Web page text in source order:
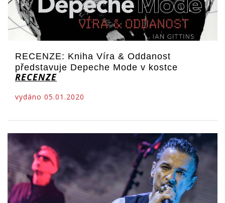
RECENZE: Kniha Víra & Oddanost
představuje Depeche Mode v kostce
RECENZE
vydáno 05.01.2020